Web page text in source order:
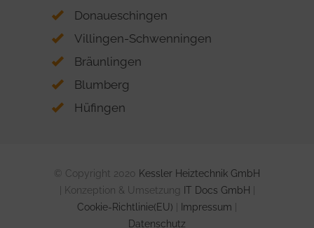
Donaueschingen
Villingen-Schwenningen
Bräunlingen
Blumberg
Hüfingen
© Copyright 2020 Kessler Heiztechnik GmbH
| Konzeption & Umsetzung IT Docs GmbH
Cookie-Richtlinie(EU)
Impressum
Datenschutz